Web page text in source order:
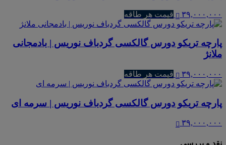
۳۹,۰۰۰,۰۰۰ قیمت هر طاقه
پارچه تریکو دورس گالکسی گردباف نوریس | بادمجانی
ملانژ
۳۹,۰۰۰,۰۰۰ قیمت هر طاقه
پارچه تریکو دورس گالکسی گردباف نوریس | سرمه ای
۳۹,۰۰۰,۰۰۰
نقد و بررسی